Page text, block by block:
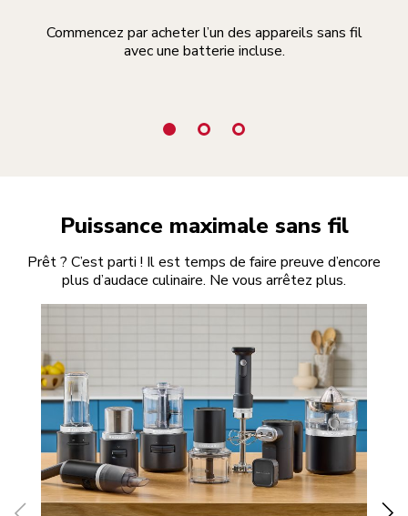
Commencez par acheter l’un des appareils sans fil
avec une batterie incluse.
Puissance maximale sans fil
Prêt ? C’est parti ! Il est temps de faire preuve d’encore
plus d’audace culinaire. Ne vous arrêtez plus.